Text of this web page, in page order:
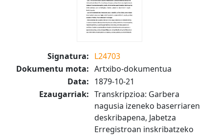
Signatura: L24703
Dokumentu mota: Artxibo-dokumentua
Data: 1879-10-21
Ezaugarriak: Transkripzioa: Garbera
nagusia izeneko baserriaren
deskribapena, Jabetza
Erregistroan inskribatzeko